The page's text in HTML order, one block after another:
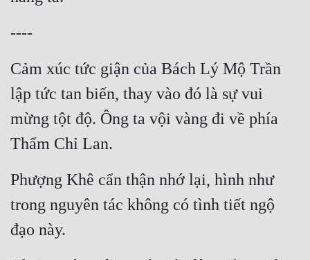
----
Cảm xúc tức giận của Bách Lý Mộ Trần
lập tức tan biến, thay vào đó là sự vui
mừng tột độ. Ông ta vội vàng đi về phía
Thẩm Chỉ Lan.
Phượng Khê cẩn thận nhớ lại, hình như
trong nguyên tác không có tình tiết ngộ
đạo này.